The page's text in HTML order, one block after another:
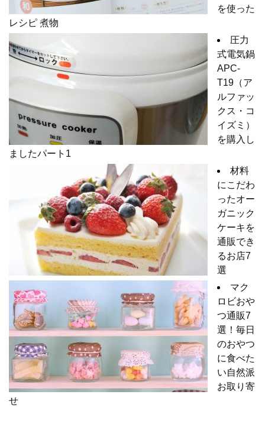
を使った
レシピ 煮物
圧力
式電気鍋
APC-
T19（ア
ルファッ
クス・コ
イズミ）
を購入し
ましたパート1
材料
にこだわ
ったオー
ガニック
ケーキを
通販でき
るお店7
選
マク
ロビおや
つ通販7
選！毎日
のおやつ
に食べた
い自然派
お取り寄
せ